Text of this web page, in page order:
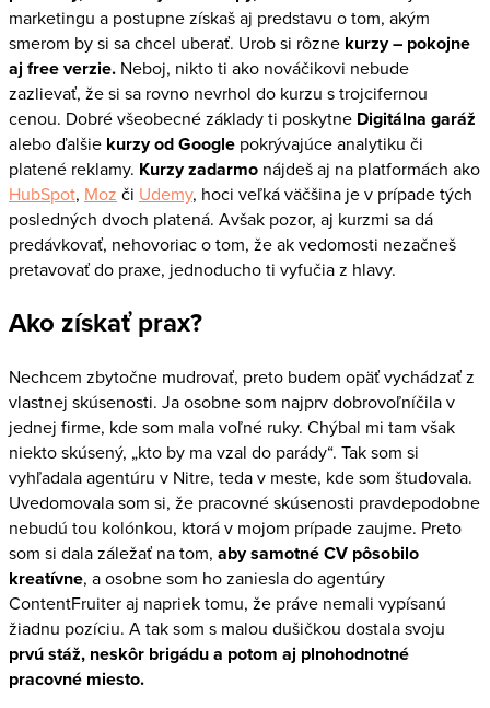
marketingu a postupne získaš aj predstavu o tom, akým
smerom by si sa chcel uberať. Urob si rôzne kurzy – pokojne
aj free verzie. Neboj, nikto ti ako nováčikovi nebude
zazlievať, že si sa rovno nevrhol do kurzu s trojcifernou
cenou. Dobré všeobecné základy ti poskytne Digitálna garáž
alebo ďalšie kurzy od Google pokrývajúce analytiku či
platené reklamy. Kurzy zadarmo nájdeš aj na platformách ako
HubSpot, Moz či Udemy, hoci veľká väčšina je v prípade tých
posledných dvoch platená. Avšak pozor, aj kurzmi sa dá
predávkovať, nehovoriac o tom, že ak vedomosti nezačneš
pretavovať do praxe, jednoducho ti vyfučia z hlavy.
Ako získať prax?
Nechcem zbytočne mudrovať, preto budem opäť vychádzať z
vlastnej skúsenosti. Ja osobne som najprv dobrovoľníčila v
jednej firme, kde som mala voľné ruky. Chýbal mi tam však
niekto skúsený, „kto by ma vzal do parády“. Tak som si
vyhľadala agentúru v Nitre, teda v meste, kde som študovala.
Uvedomovala som si, že pracovné skúsenosti pravdepodobne
nebudú tou kolónkou, ktorá v mojom prípade zaujme. Preto
som si dala záležať na tom, aby samotné CV pôsobilo
kreatívne, a osobne som ho zaniesla do agentúry
ContentFruiter aj napriek tomu, že práve nemali vypísanú
žiadnu pozíciu. A tak som s malou dušičkou dostala svoju
prvú stáž, neskôr brigádu a potom aj plnohodnotné
pracovné miesto.